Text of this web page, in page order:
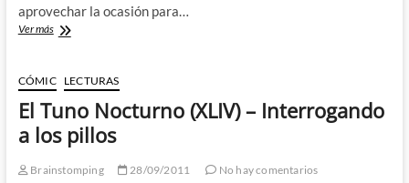
aprovechar la ocasión para…
Ver másLos
DC
Comics:
Hawkman
(Apendice)
–
New
CÓMIC LECTURAS
El Tuno Nocturno (XLIV) – Interrogando
a los pillos
Brainstomping 28/09/2011
No hay comentarios